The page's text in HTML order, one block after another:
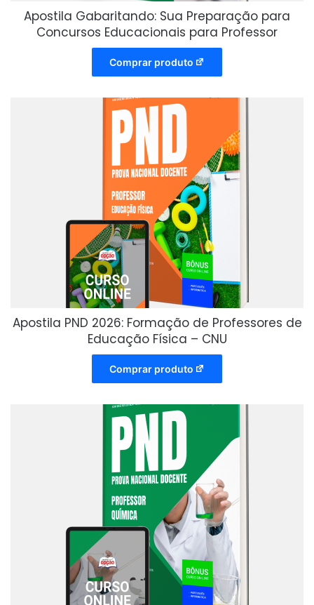
Apostila Gabaritando: Sua Preparação para
Concursos Educacionais para Professor
Comprar produto
Apostila PND 2026: Formação de Professores de
Educação Física – CNU
Comprar produto